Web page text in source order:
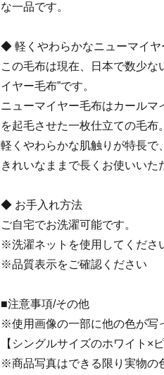
な一品です。
◆ 軽くやわらかなニューマイヤ
この毛布は現在、日本で数少な
イヤー毛布”です。
ニューマイヤー毛布はカール
を起毛させた一枚仕立ての毛布。
軽くやわらかな肌触りが特長で
きれいなままで長くお使いいた
◆ お手入れ方法
ご自宅でお洗濯可能です。
※洗濯ネットを使用してくださ
※品質表示をご確認ください
■注意事項/その他
※使用画像の一部に他の色が写
【シングルサイズのホワイト×
※商品写真はできる限り実物の